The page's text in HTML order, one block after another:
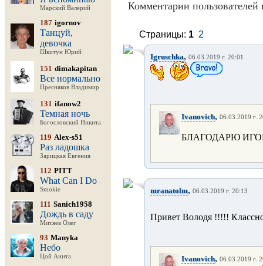
Марский Валерий
187 igornov
Танцуй,
девочка
Шкитун Юрий
151 dimakapitan
Все нормально
Пресняков Владимир
131 ifanow2
Темная ночь
Богословский Никита
119 Alex-s51
Раз ладошка
Зарицкая Евгения
112 PITT
What Can I Do
Smokie
111 Sanich1958
Дождь в саду
Митяев Олег
93 Manyka
Небо
Цой Анита
Комментарии пользователей
Страницы: 1 2
Igruschka, 06.03.2019 г. 20:01
Ivanovich, 06.03.2019 г.
БЛАГОДАРЮ
mranatolm, 06.03.2019 г. 20:13
Привет Володя !!!!!
Ivanovich, 06.03.2019 г.